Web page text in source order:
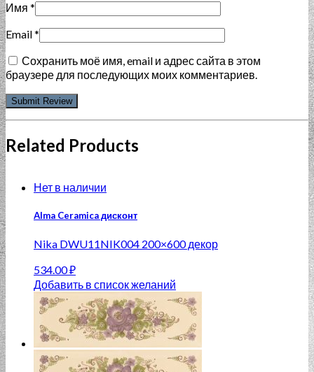
Имя *
Email*
Сохранить моё имя, email и адрес сайта в этом
браузере для последующих моих комментариев.
Related Products
Нет в наличии
Alma Ceramica дисконт
Nika DWU11NIK004 200×600 декор
534.00₽
Добавить в список желаний